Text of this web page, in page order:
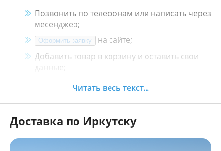
Позвонить по телефонам или написать через
месенджер;
Оформить заявку
на сайте;
Добавить товар в корзину и оставить свои
данные;
Менеджер свяжется с Вами в течение 30
Как оплатить:
Наличными, пластиковой картой, кредитной
Читать весь текст...
Доставка по Иркутску